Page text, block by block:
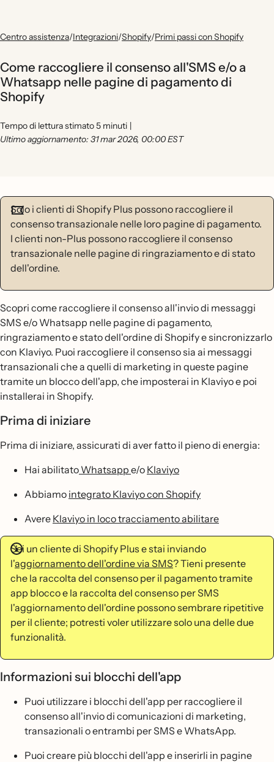
Centro assistenza/Integrazioni/Shopify/Primi passi con Shopify
Come raccogliere il consenso all'SMS e/o a
Whatsapp nelle pagine di pagamento di
Shopify
Tempo di lettura stimato 5 minuti |
Ultimo aggiornamento: 31 mar 2026, 00:00 EST
Solo i clienti di Shopify Plus possono raccogliere il
consenso transazionale nelle loro pagine di pagamento.
I clienti non-Plus possono raccogliere il consenso
transazionale nelle pagine di ringraziamento e di stato
dell'ordine.
Scopri come raccogliere il consenso all'invio di messaggi
SMS e/o Whatsapp nelle pagine di pagamento,
ringraziamento e stato dell'ordine di Shopify e sincronizzarlo
con Klaviyo. Puoi raccogliere il consenso sia ai messaggi
transazionali che a quelli di marketing in queste pagine
tramite un blocco dell'app, che imposterai in Klaviyo e poi
installerai in Shopify.
Prima di iniziare
Prima di iniziare, assicurati di aver fatto il pieno di energia:
Hai abilitato Whatsapp e/o Klaviyo
Abbiamo integrato Klaviyo con Shopify
Avere Klaviyo in loco tracciamento abilitare
Sei un cliente di Shopify Plus e stai inviando
l'aggiornamento dell'ordine via SMS? Tieni presente
che la raccolta del consenso per il pagamento tramite
app blocco e la raccolta del consenso per SMS
l'aggiornamento dell'ordine possono sembrare ripetitive
per il cliente; potresti voler utilizzare solo una delle due
funzionalità.
Informazioni sui blocchi dell'app
Puoi utilizzare i blocchi dell'app per raccogliere il
consenso all'invio di comunicazioni di marketing,
transazionali o entrambi per SMS e WhatsApp.
Puoi creare più blocchi dell'app e inserirli in pagine